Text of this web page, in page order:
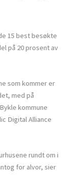
15 best besøkte
på 20 prosent av
som kommer er
med på
kommune
Digital Alliance
rundt om i
for alvor, sier